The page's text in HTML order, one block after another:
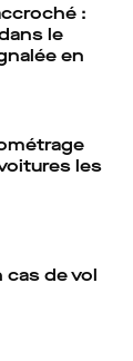
:
le
en
les
cas de vol